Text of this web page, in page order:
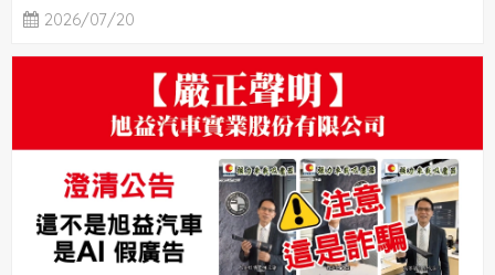
2026/07/20